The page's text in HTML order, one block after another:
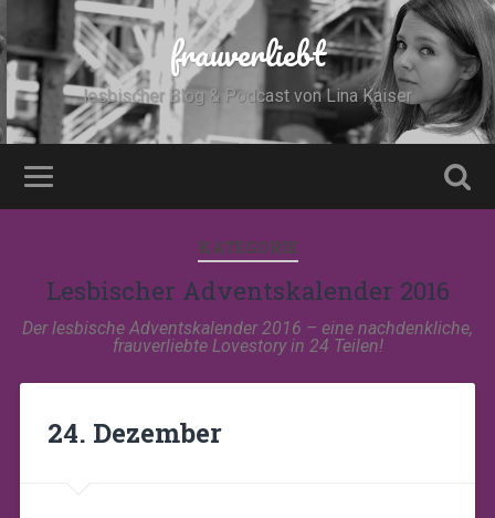
frauverliebt
lesbischer Blog & Podcast von Lina Kaiser
KATEGORIE
Lesbischer Adventskalender 2016
Der lesbische Adventskalender 2016 – eine nachdenkliche,
frauverliebte Lovestory in 24 Teilen!
24. Dezember